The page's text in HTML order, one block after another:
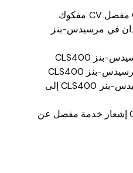
في مرسيدس-بنز
يحتاج مفصل CV لمرسيدس-بنز CLS400 إلى
مرسيدس-بنز CLS400 إشعار خدمة مفصل عن